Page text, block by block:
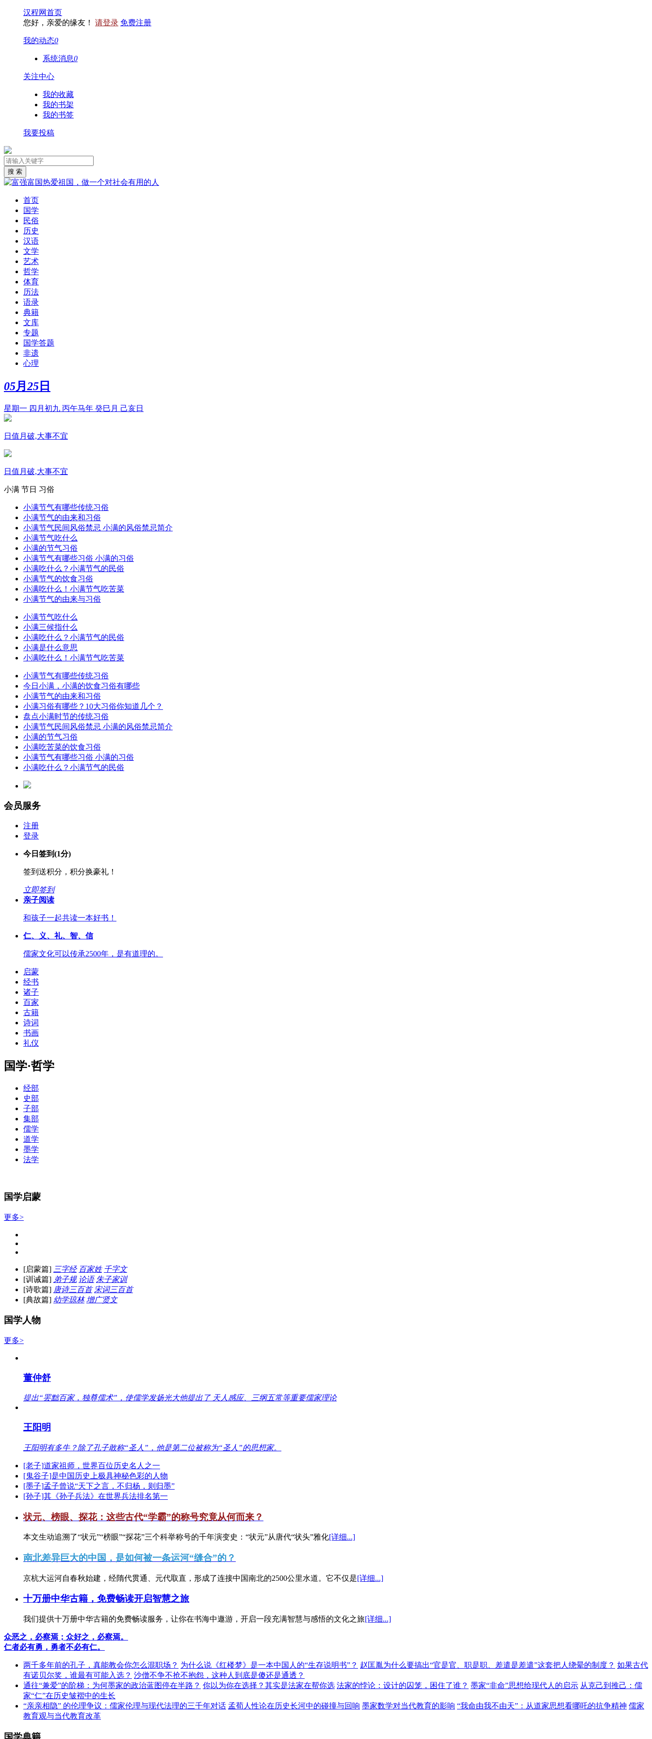
汉程网首页
您好，亲爱的缘友！ 请登录 免费注册
我的动态0
系统消息0
关注中心
我的收藏
我的书架
我的书签
我要投稿
首页
国学
民俗
历史
汉语
文学
艺术
哲学
体育
历法
语录
典籍
文库
专题
国学答题
非遗
心理
05月 25 日
星期一 四月初九 丙午马年 癸巳月 己亥日
日值月破,大事不宜
日值月破,大事不宜
小满 节日 习俗
小满节气有哪些传统习俗
小满节气的由来和习俗
小满节气民间风俗禁忌 小满的风俗禁忌简介
小满节气吃什么
小满的节气习俗
小满节气有哪些习俗 小满的习俗
小满吃什么？小满节气的民俗
小满节气的饮食习俗
小满吃什么！小满节气吃苦菜
小满节气的由来与习俗
小满节气吃什么
小满三候指什么
小满吃什么？小满节气的民俗
小满是什么意思
小满吃什么！小满节气吃苦菜
小满节气有哪些传统习俗
今日小满，小满的饮食习俗有哪些
小满节气的由来和习俗
小满习俗有哪些？10大习俗你知道几个？
盘点小满时节的传统习俗
小满节气民间风俗禁忌 小满的风俗禁忌简介
小满的节气习俗
小满吃苦菜的饮食习俗
小满节气有哪些习俗 小满的习俗
小满吃什么？小满节气的民俗
会员服务
注册
登录
今日签到(1分)
签到送积分，积分换豪礼！
立即签到
亲子阅读
和孩子一起共读一本好书！
仁、义、礼、智、信
儒家文化可以传承2500年，是有道理的。
启蒙
经书
诸子
百家
古籍
诗词
书画
礼仪
国学·哲学
经部
史部
子部
集部
儒学
道学
墨学
法学
国学启蒙
更多>
[启蒙篇] 三字经 百家姓 千字文
[训诫篇] 弟子规 论语 朱子家训
[诗歌篇] 唐诗三百首 宋词三百首
[典故篇] 幼学琼林 增广贤文
国学人物
更多>
董仲舒
提出“罢黜百家，独尊儒术”，使儒学发扬光大他提出了 天人感应、三纲五常等重要儒家理论
王阳明
王阳明有多牛？除了孔子敢称“圣人”，他是第二位被称为“圣人”的思想家。
[老子]道家祖师，世界百位历史名人之一
[鬼谷子]是中国历史上极具神秘色彩的人物
[墨子]孟子曾说“天下之言，不归杨，则归墨”
[孙子]其《孙子兵法》在世界兵法排名第一
状元、榜眼、探花：这些古代“学霸”的称号究竟从何而来？
本文生动追溯了“状元”“榜眼”“探花”三个科举称号的千年演变史：“状元”从唐代“状头”雅化[详细...]
南北差异巨大的中国，是如何被一条运河“缝合”的？
京杭大运河自春秋始建，经隋代贯通、元代取直，形成了连接中国南北的2500公里水道。它不仅是[详细...]
十万册中华古籍，免费畅读开启智慧之旅
我们提供十万册中华古籍的免费畅读服务，让你在书海中遨游，开启一段充满智慧与感悟的文化之旅[详细...]
众恶之，必察焉；众好之，必察焉。
仁者必有勇，勇者不必有仁。
两千多年前的孔子，真能教会你怎么混职场？ 为什么说《红楼梦》是一本中国人的“生存说明书”？ 赵匡胤为什么要搞出“官是官、职是职、差遣是差遣”这套把人绕晕的制度？ 如果古代
有诺贝尔奖，谁最有可能入选？ 沙僧不争不抢不抱怨，这种人到底是傻还是通透？
通往“兼爱”的阶梯：为何墨家的政治蓝图停在半路？ 你以为你在选择？其实是法家在帮你选 法家的悖论：设计的囚笼，困住了谁？ 墨家“非命”思想给现代人的启示 从克己到推己：儒
家“仁”在历史皱褶中的生长
“亲亲相隐” 的伦理争议：儒家伦理与现代法理的三千年对话 孟荀人性论在历史长河中的碰撞与回响 墨家数学对当代教育的影响 “我命由我不由天”：从道家思想看哪吒的抗争精神 儒家
教育观与当代教育改革
国学典籍